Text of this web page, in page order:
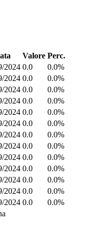
Valore Perc.
2024 0.0
0.0%
2024 0.0
0.0%
2024 0.0
0.0%
2024 0.0
0.0%
2024 0.0
0.0%
2024 0.0
0.0%
2024 0.0
0.0%
2024 0.0
0.0%
2024 0.0
0.0%
2024 0.0
0.0%
2024 0.0
0.0%
2024 0.0
0.0%
2024 0.0
0.0%